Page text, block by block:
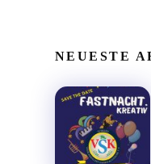
NEUESTE